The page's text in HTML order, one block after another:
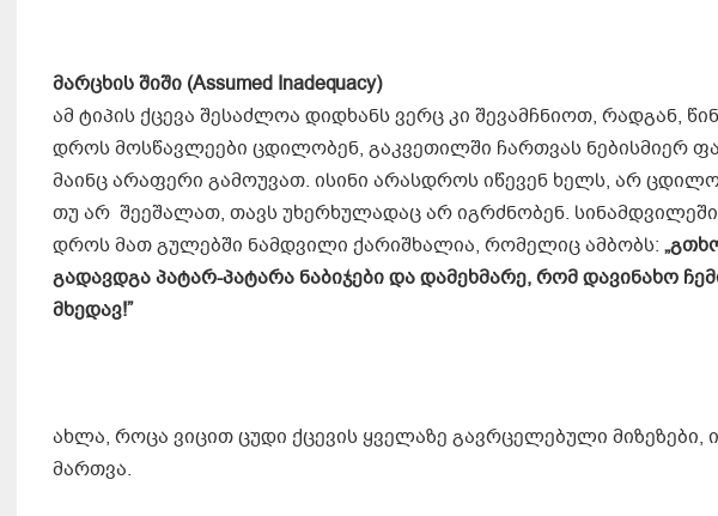
მარცხის შიში (Assumed Inadequacy)
ამ ტიპის ქცევა შესაძლოა დიდხანს ვერც კი შევამჩნიოთ, რადგან,
დროს მოსწავლეები ცდილობენ, გაკვეთილში ჩართვას ნებისმიერ
მაინც არაფერი გამოუვათ. ისინი არასდროს იწევენ ხელს, არ
თუ არ შეეშალათ, თავს უხერხულადაც არ იგრძნობენ.
დროს მათ გულებში ნამდვილი ქარიშხალია, რომელიც ამბობს:
გადავდგა პატარ-პატარა ნაბიჯები და დამეხმარე, რომ დავინახო
მხედავ!”
ახლა, როცა ვიცით ცუდი ქცევის ყველაზე გავრცელებული
მართვა.